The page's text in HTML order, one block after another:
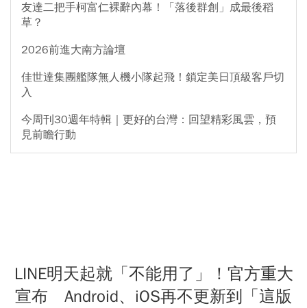
友達二把手柯富仁裸辭內幕！「落後群創」成最後稻
草？
2026前進大南方論壇
佳世達集團艦隊無人機小隊起飛！鎖定美日頂級客戶切
入
今周刊30週年特輯｜更好的台灣：回望精彩風雲，預
見前瞻行動
LINE明天起就「不能用了」！官方重大
宣布 Android、iOS再不更新到「這版